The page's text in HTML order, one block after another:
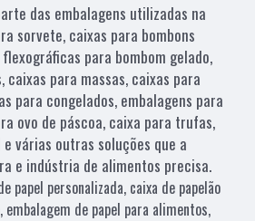
das embalagens utilizadas na
sorvete, caixas para bombons
para bombom gelado,
para massas, caixas para
para congelados, embalagens para
ovo de páscoa, caixa para trufas,
várias outras soluções que a
e indústria de alimentos precisa.
papel personalizada, caixa de papelão
embalagem de papel para alimentos,